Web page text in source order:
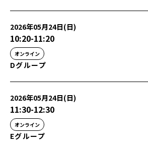
2026年05月24日(日)
10:20-11:20
オンライン
Dグループ
2026年05月24日(日)
11:30-12:30
オンライン
Eグループ